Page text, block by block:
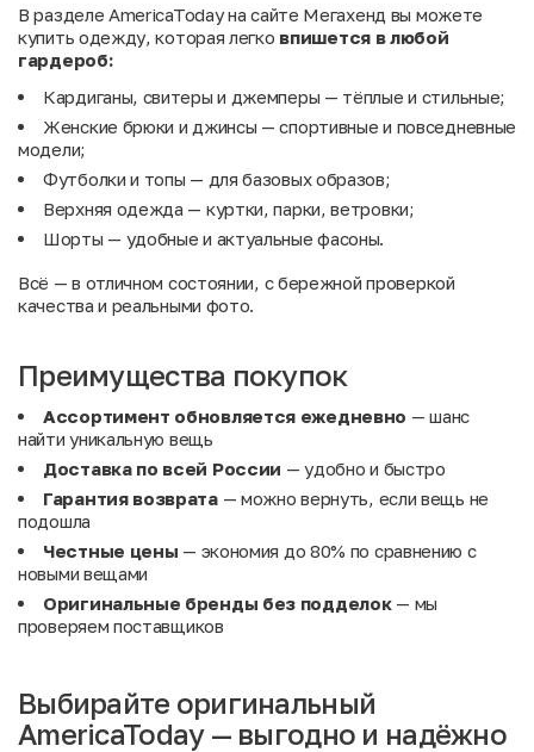
В разделе AmericaToday на сайте Мегахенд вы можете
купить одежду, которая легко впишется в любой
гардероб:
Кардиганы, свитеры и джемперы — тёплые и стильные;
Женские брюки и джинсы — спортивные и повседневные
модели;
Футболки и топы — для базовых образов;
Верхняя одежда — куртки, парки, ветровки;
Шорты — удобные и актуальные фасоны.
Всё — в отличном состоянии, с бережной проверкой
качества и реальными фото.
Преимущества покупок
Ассортимент обновляется ежедневно — шанс
найти уникальную вещь
Доставка по всей России — удобно и быстро
Гарантия возврата— можно вернуть, если вещь не
подошла
Честные цены — экономия до 80% по сравнению с
новыми вещами
Оригинальные бренды без подделок— мы
проверяем поставщиков
Выбирайте оригинальный
AmericaToday — выгодно и надёжно